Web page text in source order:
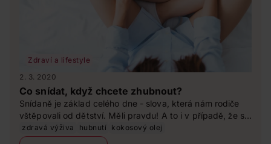
Zdraví a lifestyle
2. 3. 2020
Co snídat, když chcete zhubnout?
Snídaně je základ celého dne - slova, která nám rodiče
vštěpovali od dětství. Měli pravdu! A to i v případě, že se
snažíte zhubnout a omezit kalorický příjem. Jak by tedy
měla ideálně vypadat? Zeptali jsme se expertky na
zdravá výživa hubnutí kokosový olej